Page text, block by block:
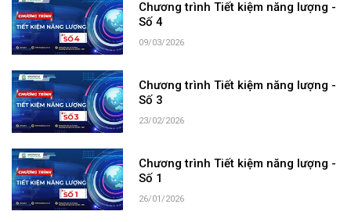
Chương trình Tiết kiệm năng lượng -
Số 4
09/03/2026
Chương trình Tiết kiệm năng lượng -
Số 3
23/02/2026
Chương trình Tiết kiệm năng lượng -
Số 1
26/01/2026